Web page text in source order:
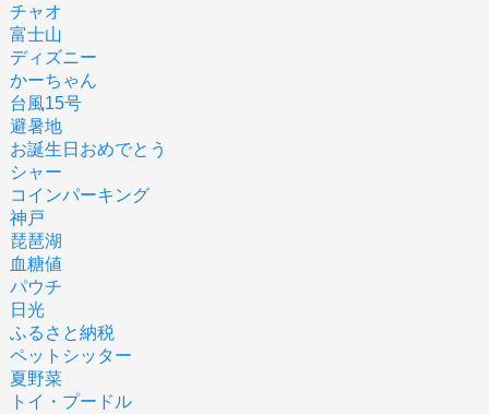
チャオ
富士山
ディズニー
かーちゃん
台風15号
避暑地
お誕生日おめでとう
シャー
コインパーキング
神戸
琵琶湖
血糖値
パウチ
日光
ふるさと納税
ペットシッター
夏野菜
トイ・プードル